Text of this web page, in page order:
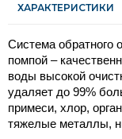
ХАРАКТЕРИСТИКИ
Система обратного
помпой –
воды высокой
удаляет до 99%
примеси, хлор,
тяжелые металлы,